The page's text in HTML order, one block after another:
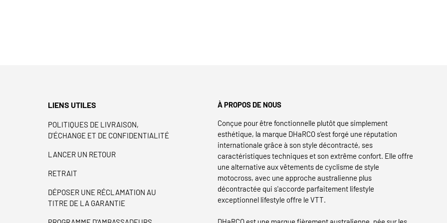
LIENS UTILES
POLITIQUES DE LIVRAISON,
D'ÉCHANGE ET DE CONFIDENTIALITÉ
LANCER UN RETOUR
RETRAIT
DÉPOSER UNE RÉCLAMATION AU
TITRE DE LA GARANTIE
À PROPOS DE NOUS
Conçue pour être fonctionnelle plutôt que simplement
esthétique, la marque DHaRCO s'est forgé une réputation
internationale grâce à son style décontracté, ses
caractéristiques techniques et son extrême confort. Elle offre
une alternative aux vêtements de cyclisme de style
motocross, avec une approche australienne plus
décontractée qui s'accorde parfaitement lifestyle
exceptionnel lifestyle offre le VTT.